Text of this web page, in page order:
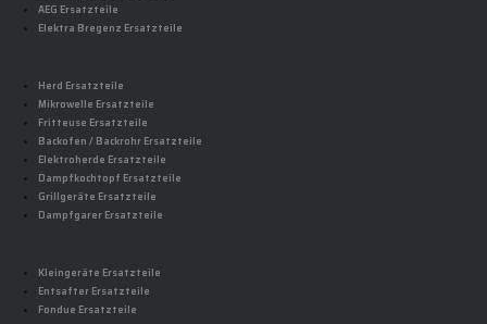
AEG Ersatzteile
Elektra Bregenz Ersatzteile
Herd Ersatzteile
Mikrowelle Ersatzteile
Fritteuse Ersatzteile
Backofen / Backrohr Ersatzteile
Elektroherde Ersatzteile
Dampfkochtopf Ersatzteile
Grillgeräte Ersatzteile
Dampfgarer Ersatzteile
Kleingeräte Ersatzteile
Entsafter Ersatzteile
Fondue Ersatzteile